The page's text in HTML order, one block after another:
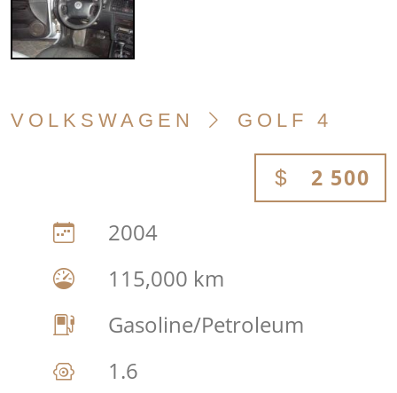
VOLKSWAGEN GOLF 4
2 500
2004
115,000 km
Gasoline/Petroleum
1.6